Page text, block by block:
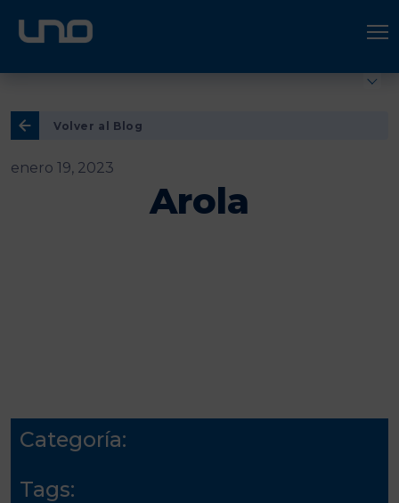
ÚNETE A UNO LOGÍSTICA
Volver al Blog
enero 19, 2023
Arola
Categoría:
Tags: